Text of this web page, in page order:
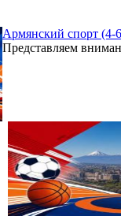
Армянский спорт (4-
Представляем